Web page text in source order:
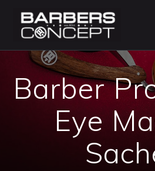
Barber
Eye